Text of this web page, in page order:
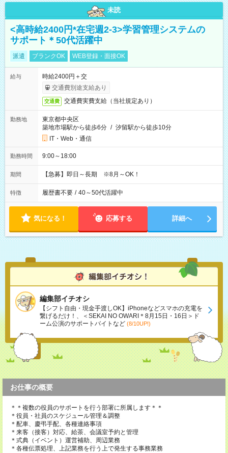
未読
<高時給2400円*在宅週2-3>学習管理システムの
サポート＊50代活躍中
派遣 ブランクOK WEB登録・面接OK
給与
時給2400円＋交
交通費別途支給あり
交通費 交通費実費支給（当社規定あり）
勤務地
東京都中央区
築地市場駅から徒歩6分 / 汐留駅から徒歩10分
IT・Web・通信
勤務時間 9:00～18:00
期間 【急募】即日～長期 ※8月～OK！
特徴 履歴書不要 / 40～50代活躍中
気になる！ 応募する 詳細へ
編集部イチオシ
【シフト自由・現金手渡しOK】iPhoneなどスマホの充電を
繋げるだけ！、＜SEKAI NO OWARI＊8月15日・16日＞ド
ーム公演のサポートバイトなど (8/10UP!)
お仕事の概要
＊＊複数の役員のサポートを行う部署に所属します＊＊
＊役員・社員のスケジュール管理＆調整
＊配車、慶弔手配、各種連絡事項
＊来客（接客）対応、給茶、会議室予約と管理
＊式典（イベント）運営補助、周辺業務
＊各種伝票処理、上記業務を行う上で発生する事務業務